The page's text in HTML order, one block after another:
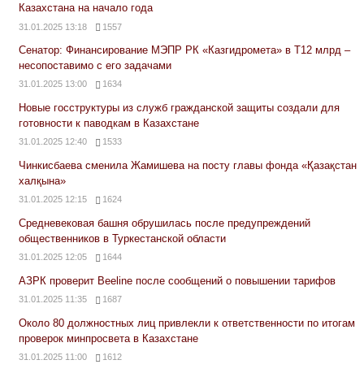
Казахстана на начало года
31.01.2025 13:18 1557
Сенатор: Финансирование МЭПР РК «Казгидромета» в Т12 млрд –
несопоставимо с его задачами
31.01.2025 13:00 1634
Новые госструктуры из служб гражданской защиты создали для
готовности к паводкам в Казахстане
31.01.2025 12:40 1533
Чинкисбаева сменила Жамишева на посту главы фонда «Қазақстан
халқына»
31.01.2025 12:15 1624
Средневековая башня обрушилась после предупреждений
общественников в Туркестанской области
31.01.2025 12:05 1644
АЗРК проверит Beeline после сообщений о повышении тарифов
31.01.2025 11:35 1687
Около 80 должностных лиц привлекли к ответственности по итогам
проверок минпросвета в Казахстане
31.01.2025 11:00 1612